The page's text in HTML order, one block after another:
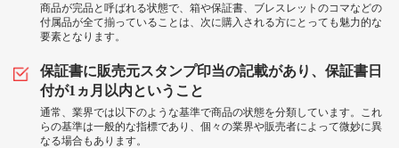
商品が完品と呼ばれる状態で、箱や保証書、ブレスレットのコマなどの
付属品が全て揃っていることは、次に購入される方にとっても魅力的な
要素となります。
保証書に販売元スタンプ印当の記載があり、保証書日
付が1ヵ月以内ということ
通常、業界では以下のような基準で商品の状態を分類しています。これ
らの基準は一般的な指標であり、個々の業界や販売者によって微妙に異
なる場合もあります。